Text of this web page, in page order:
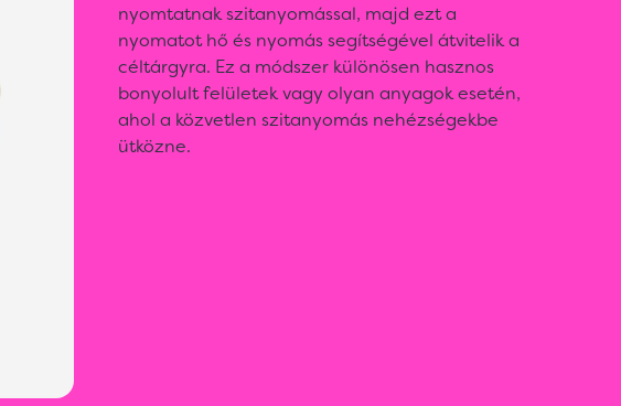
nyomtatnak szitanyomással, majd ezt a
nyomatot hő és nyomás segítségével átvitelik a
céltárgyra. Ez a módszer különösen hasznos
bonyolult felületek vagy olyan anyagok esetén,
ahol a közvetlen szitanyomás nehézségekbe
ütközne.